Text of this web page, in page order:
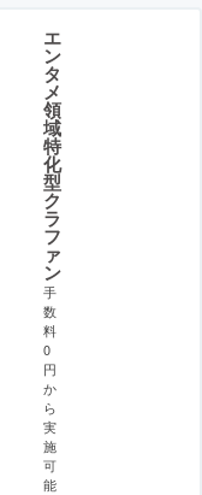
エ
ン
タ
メ
領
域
特
化
型
ク
ラ
フ
ァ
ン
手
数
料
0
円
か
ら
実
施
可
能